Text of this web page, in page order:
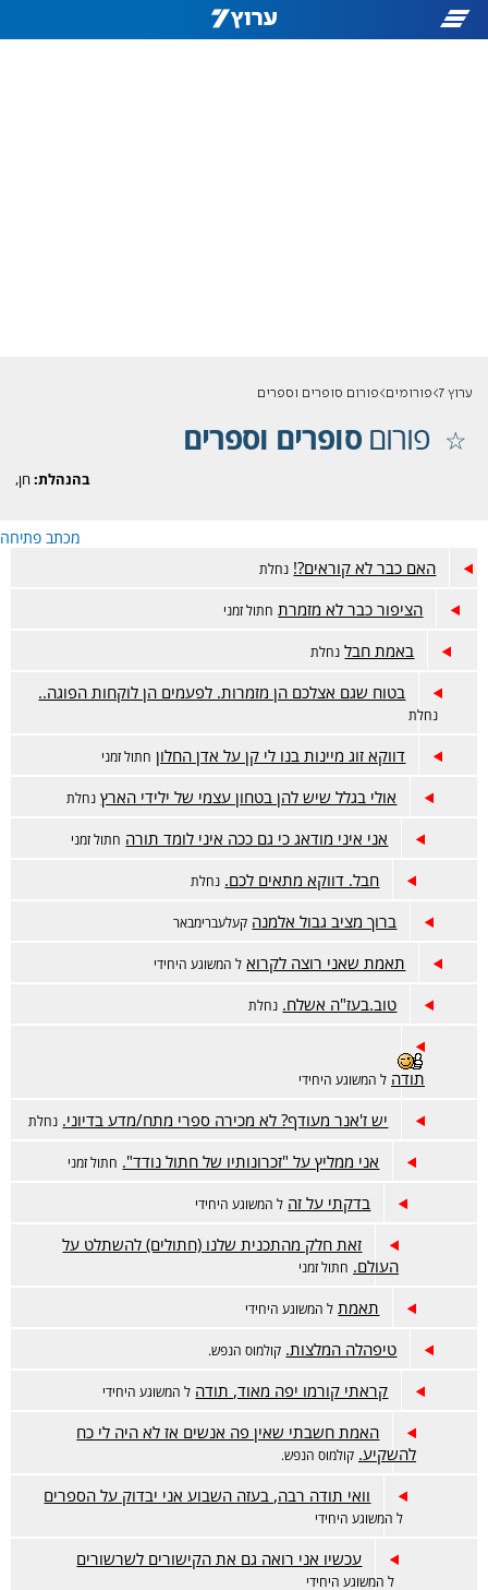
ערוץ 7 פורומים פורום סופרים וספרים
פורוםסופרים וספרים
בהנהלת:חן,
מכתב פתיחה
האם כבר לא קוראים?! נחלת
הציפור כבר לא מזמרת חתול זמני
באמת חבל נחלת
בטוח שגם אצלכם הן מזמרות. לפעמים הן לוקחות הפוגה..
נחלת
דווקא זוג מיינות בנו לי קן על אדן החלון חתול זמני
אולי בגלל שיש להן בטחון עצמי של ילידי הארץ נחלת
אני איני מודאג כי גם ככה איני לומד תורה חתול זמני
חבל. דווקא מתאים לכם. נחלת
ברוך מציב גבול אלמנה קעלעברימבאר
תאמת שאני רוצה לקרוא ל המשוגע היחידי
טוב.בעז"ה אשלח. נחלת
תודה ל המשוגע היחידי
יש ז'אנר מעודף? לא מכירה ספרי מתח/מדע בדיוני. נחלת
אני ממליץ על "זכרונותיו של חתול נודד". חתול זמני
בדקתי על זה ל המשוגע היחידי
זאת חלק מהתכנית שלנו (חתולים) להשתלט על
העולם. חתול זמני
תאמת ל המשוגע היחידי
טיפהלה המלצות. קולמוס הנפש.
קראתי קורמו יפה מאוד, תודה ל המשוגע היחידי
האמת חשבתי שאין פה אנשים אז לא היה לי כח
להשקיע. קולמוס הנפש.
וואי תודה רבה, בעזה השבוע אני יבדוק על הספרים
ל המשוגע היחידי
עכשיו אני רואה גם את הקישורים לשרשורים
ל המשוגע היחידי